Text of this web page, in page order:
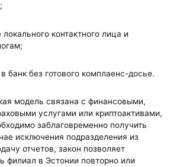
контактного лица и
банк без готового комплаенс-досье.
модель связана с финансовыми,
услугами или криптоактивами,
заблаговременно получить
исключения подразделения из
отчетов, закон позволяет
филиал в Эстонии повторно или